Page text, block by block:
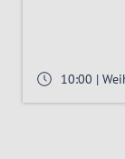
10:00 |